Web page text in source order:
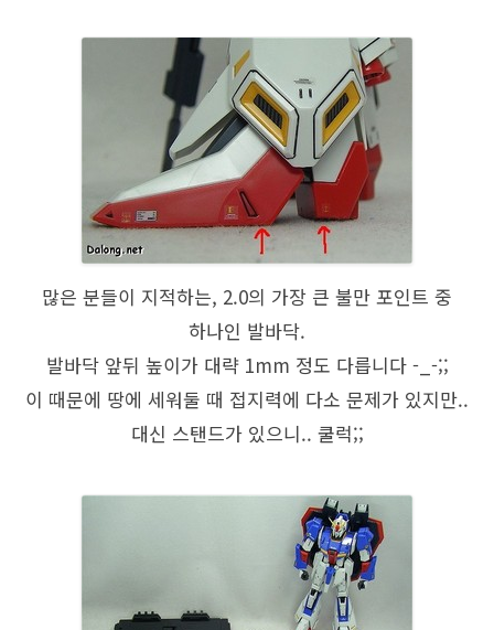
많은 분들이 지적하는, 2.0의 가장 큰 불만 포인트 중
하나인 발바닥.
발바닥 앞뒤 높이가 대략 1mm 정도 다릅니다 -_-;;
이 때문에 땅에 세워둘 때 접지력에 다소 문제가 있지만..
대신 스탠드가 있으니.. 쿨럭;;